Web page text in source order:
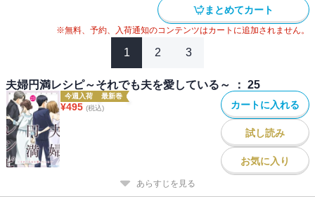
まとめてカート
※無料、予約、入荷通知のコンテンツはカートに追加されません。
1 2 3
夫婦円満レシピ～それでも夫を愛している～ ： 25
今週入荷 最新巻
¥495 (税込) カートに入れる
試し読み
お気に入り
あらすじを見る